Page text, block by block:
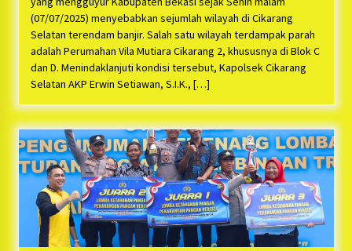
(07/07/2025) menyebabkan sejumlah wilayah di Cikarang
Selatan terendam banjir. Salah satu wilayah terdampak parah
adalah Perumahan Vila Mutiara Cikarang 2, khususnya di Blok C
dan D. Menindaklanjuti kondisi tersebut, Kapolsek Cikarang
Selatan AKP Erwin Setiawan, S.I.K., […]